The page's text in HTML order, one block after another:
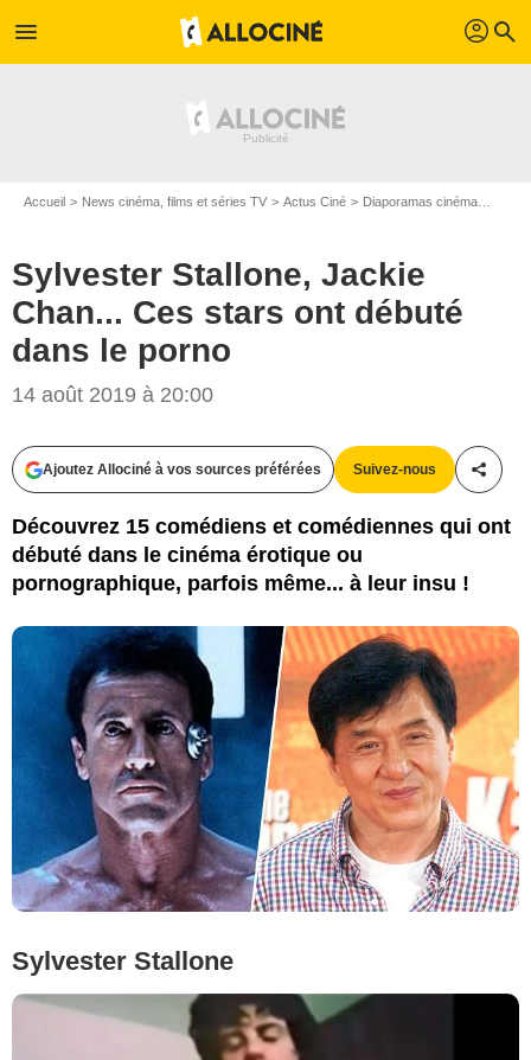
menu profil search
Accueil News cinéma, films et séries TV Actus Ciné Diaporamas cinéma
Sylvester Stallone, Jackie
Chan... Ces stars ont débuté
dans le porno
14 août 2019 à 20:00
Ajoutez Allociné à vos sources préférées Suivez-nous
Découvrez 15 comédiens et comédiennes qui ont
débuté dans le cinéma érotique ou
pornographique, parfois même... à leur insu !
KADENA PRESS / BESTIMAGE / Warner Bros. France
Sylvester Stallone